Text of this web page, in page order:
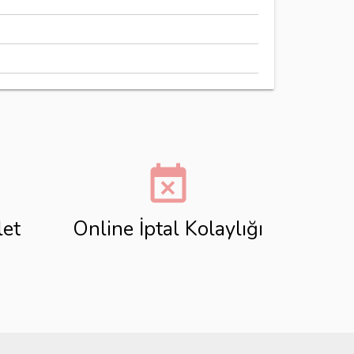
event_busy
Online İptal Kolaylığı